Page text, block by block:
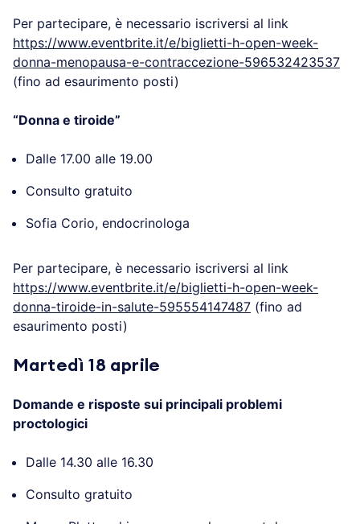
Consulto gratuito
Rossella Lauletta, ginecologa
https://www.eventbrite.it/e/biglietti-h-open-week-
596532423537(fino ad esaurimento posti)
“Donna e tiroide”
Dalle 17.00 alle 19.00
Consulto gratuito
Sofia Corio, endocrinologa
https://www.eventbrite.it/e/biglietti-h-open-week-
esaurimento posti)
proctologici